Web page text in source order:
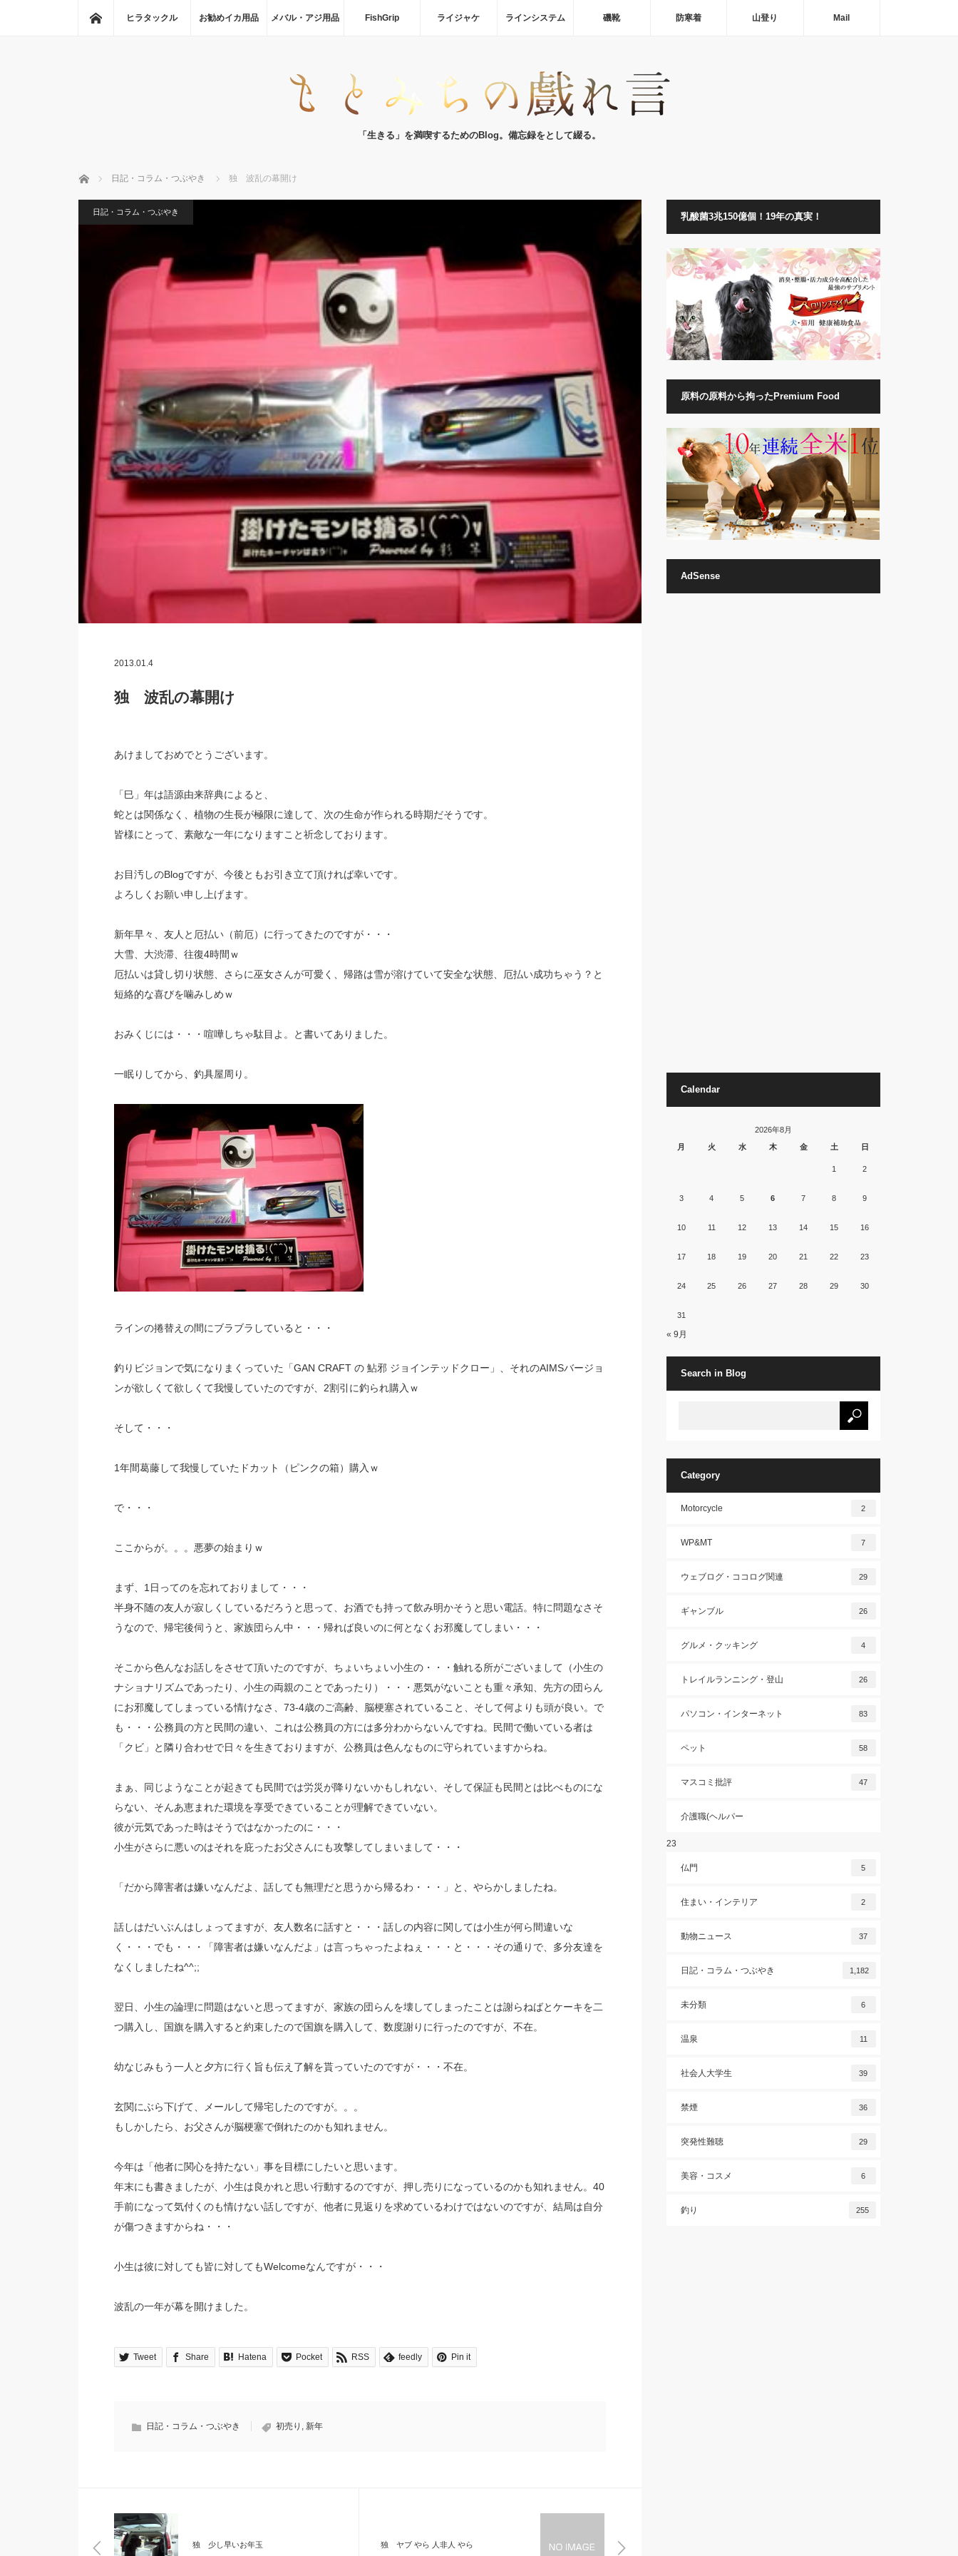
ホーム
ヒラタックル お勧めイカ用品 メバル・アジ用品 FishGrip ライジャケ ラインシステム 磯靴 防寒着 山登り Mail
「生きる」を満喫するためのBlog。備忘録をとして綴る。
ホーム 日記・コラム・つぶやき 独 波乱の幕開け
日記・コラム・つぶやき
2013.01.4
独 波乱の幕開け
あけましておめでとうございます。
「巳」年は語源由来辞典によると、
蛇とは関係なく、植物の生長が極限に達して、次の生命が作られる時期だそうです。
皆様にとって、素敵な一年になりますこと祈念しております。
お目汚しのBlogですが、今後ともお引き立て頂ければ幸いです。
よろしくお願い申し上げます。
新年早々、友人と厄払い（前厄）に行ってきたのですが・・・
大雪、大渋滞、往復4時間ｗ
厄払いは貸し切り状態、さらに巫女さんが可愛く、帰路は雪が溶けていて安全な状態、厄払い成功ちゃう？と
短絡的な喜びを噛みしめｗ
おみくじには・・・喧嘩しちゃ駄目よ。と書いてありました。
一眠りしてから、釣具屋周り。
ラインの捲替えの間にブラブラしていると・・・
釣りビジョンで気になりまくっていた「GAN CRAFT の 鮎邪 ジョインテッドクロー」、それのAIMSバージョ
ンが欲しくて欲しくて我慢していたのですが、2割引に釣られ購入ｗ
そして・・・
1年間葛藤して我慢していたドカット（ピンクの箱）購入ｗ
で・・・
ここからが。。。悪夢の始まりｗ
まず、1日ってのを忘れておりまして・・・
半身不随の友人が寂しくしているだろうと思って、お酒でも持って飲み明かそうと思い電話。特に問題なさそ
うなので、帰宅後伺うと、家族団らん中・・・帰れば良いのに何となくお邪魔してしまい・・・
そこから色んなお話しをさせて頂いたのですが、ちょいちょい小生の・・・触れる所がございまして（小生の
ナショナリズムであったり、小生の両親のことであったり）・・・悪気がないことも重々承知、先方の団らん
にお邪魔してしまっている情けなさ、73-4歳のご高齢、脳梗塞されていること、そして何よりも頭が良い。で
も・・・公務員の方と民間の違い、これは公務員の方には多分わからないんですね。民間で働いている者は
「クビ」と隣り合わせで日々を生きておりますが、公務員は色んなものに守られていますからね。
まぁ、同じようなことが起きても民間では労災が降りないかもしれない、そして保証も民間とは比べものにな
らない、そんあ恵まれた環境を享受できていることが理解できていない。
彼が元気であった時はそうではなかったのに・・・
小生がさらに悪いのはそれを庇ったお父さんにも攻撃してしまいまして・・・
「だから障害者は嫌いなんだよ、話しても無理だと思うから帰るわ・・・」と、やらかしましたね。
話しはだいぶんはしょってますが、友人数名に話すと・・・話しの内容に関しては小生が何ら間違いな
く・・・でも・・・「障害者は嫌いなんだよ」は言っちゃったよねぇ・・・と・・・その通りで、多分友達を
なくしましたね^^;;
翌日、小生の論理に問題はないと思ってますが、家族の団らんを壊してしまったことは謝らねばとケーキを二
つ購入し、国旗を購入すると約束したので国旗を購入して、数度謝りに行ったのですが、不在。
幼なじみもう一人と夕方に行く旨も伝え了解を貰っていたのですが・・・不在。
玄関にぶら下げて、メールして帰宅したのですが。。。
もしかしたら、お父さんが脳梗塞で倒れたのかも知れません。
今年は「他者に関心を持たない」事を目標にしたいと思います。
年末にも書きましたが、小生は良かれと思い行動するのですが、押し売りになっているのかも知れません。40
手前になって気付くのも情けない話しですが、他者に見返りを求めているわけではないのですが、結局は自分
が傷つきますからね・・・
小生は彼に対しても皆に対してもWelcomeなんですが・・・
波乱の一年が幕を開けました。
Tweet Share Hatena Pocket RSS feedly Pin it
日記・コラム・つぶやき 初売り 新年
独 少し早いお年玉 独 ヤブ やら 人非人 やら
乳酸菌3兆150億個！19年の真実！
原料の原料から拘ったPremium Food
AdSense
Calendar
2026年8月
月
火 水 木 金 土 日
1 2
3 4 5 6 7 8 9
10 11 12 13 14 15 16
17 18 19 20 21 22 23
24 25 26 27 28 29 30
31
« 9月
Search in Blog
Category
Motorcycle 2
WP&MT 7
ウェブログ・ココログ関連 29
ギャンブル 26
グルメ・クッキング 4
トレイルランニング・登山 26
パソコン・インターネット 83
ペット 58
マスコミ批評 47
介護職(ヘルパー
23
仏門 5
住まい・インテリア 2
動物ニュース 37
日記・コラム・つぶやき 1,182
未分類 6
温泉 11
社会人大学生 39
禁煙 36
突発性難聴 29
美容・コスメ 6
釣り 255